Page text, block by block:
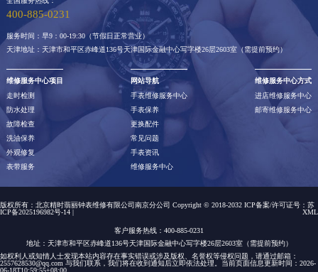
400-885-0231
服务时间：早9：00-19:30（节假日正常营业）
天津地址：天津市和平区赤峰道136号天津国际金融中心写字楼26层2603室（需提前预约）
维修服务中心项目
走时检测
防水处理
故障检查
洗油保养
外观修复
表带服务
网站导航
手表维修服务中心
手表保养
更换配件
常见问题
手表资讯
维修服务中心
维修服务中心方式
进店维修服务中心
邮寄维修服务中心
版权所有：北京精时翡丽钟表维修有限公司南京分公司 Copyright © 2018-2032 ICP备案/许可证号： 苏
ICP备2025196982号-14 | XML
客户服务热线：400-885-0231
地址：天津市和平区赤峰道136号天津国际金融中心写字楼26层2603室（需提前预约）
如权利人或知情人士发现本站内容存在事实错误或涉及版权、名誉权等侵权问题，请通过邮箱：
2557628530@qq.com 与我们联系，我们将在收到通知后立即依法处理。当前页面信息更新时间：2026-
06-18T10:59:55+08:00